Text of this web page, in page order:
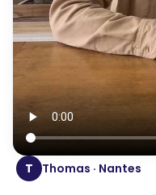
T Thomas · Nantes